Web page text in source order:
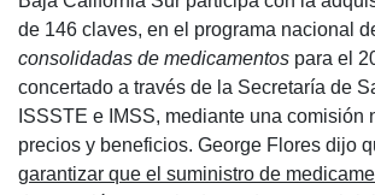
de 146 claves, en el programa nacional
consolidadas de medicamentos para el
concertado a través de la Secretaría de
ISSSTE e IMSS, mediante una comisión
precios y beneficios. George Flores dijo
garantizar que el suministro de